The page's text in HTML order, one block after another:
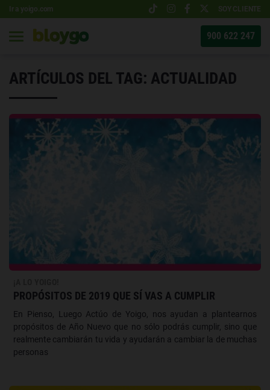
Ir a yoigo.com SOY CLIENTE
900 622 247
ARTÍCULOS DEL TAG: ACTUALIDAD
PROPÓSITOS DE 2019 QUE SÍ VAS A CUMPLIR
En Pienso, Luego Actúo de Yoigo, nos ayudan a plantearnos
propósitos de Año Nuevo que no sólo podrás cumplir, sino que
realmente cambiarán tu vida y ayudarán a cambiar la de muchas
personas